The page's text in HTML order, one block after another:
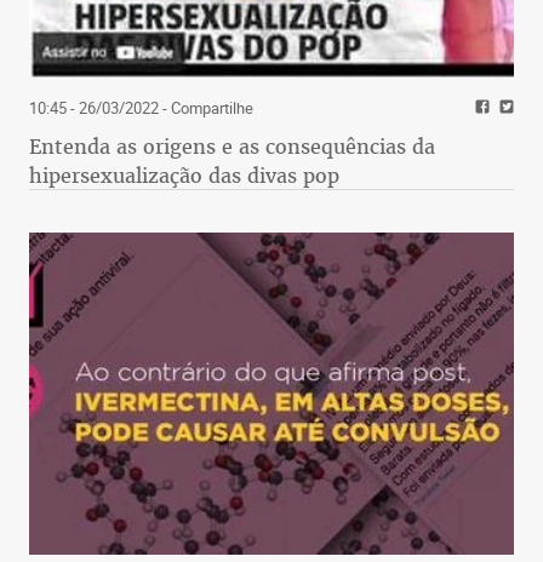
10:45 - 26/03/2022- Compartilhe
Entenda as origens e as consequências da
hipersexualização das divas pop